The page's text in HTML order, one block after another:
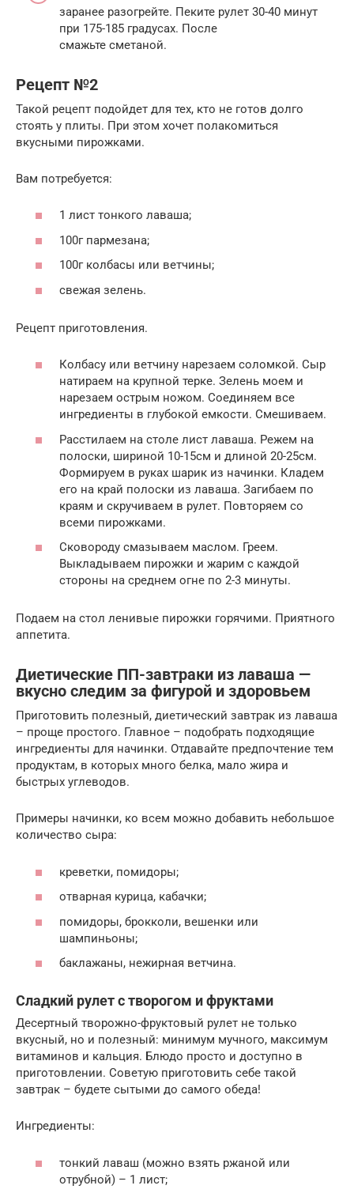
заранее разогрейте. Пеките рулет 30-40 минут
при 175-185 градусах. После
смажьте сметаной.
Рецепт №2
Такой рецепт подойдет для тех, кто не готов долго
стоять у плиты. При этом хочет полакомиться
вкусными пирожками.
Вам потребуется:
1 лист тонкого лаваша;
100г пармезана;
100г колбасы или ветчины;
свежая зелень.
Рецепт приготовления.
Колбасу или ветчину нарезаем соломкой. Сыр
натираем на крупной терке. Зелень моем и
нарезаем острым ножом. Соединяем все
ингредиенты в глубокой емкости. Смешиваем.
Расстилаем на столе лист лаваша. Режем на
полоски, шириной 10-15см и длиной 20-25см.
Формируем в руках шарик из начинки. Кладем
его на край полоски из лаваша. Загибаем по
краям и скручиваем в рулет. Повторяем со
всеми пирожками.
Сковороду смазываем маслом. Греем.
Выкладываем пирожки и жарим с каждой
стороны на среднем огне по 2-3 минуты.
Подаем на стол ленивые пирожки горячими. Приятного
аппетита.
Диетические ПП-завтраки из лаваша —
вкусно следим за фигурой и здоровьем
Приготовить полезный, диетический завтрак из лаваша
– проще простого. Главное – подобрать подходящие
ингредиенты для начинки. Отдавайте предпочтение тем
продуктам, в которых много белка, мало жира и
быстрых углеводов.
Примеры начинки, ко всем можно добавить небольшое
количество сыра:
креветки, помидоры;
отварная курица, кабачки;
помидоры, брокколи, вешенки или
шампиньоны;
баклажаны, нежирная ветчина.
Сладкий рулет с творогом и фруктами
Десертный творожно-фруктовый рулет не только
вкусный, но и полезный: минимум мучного, максимум
витаминов и кальция. Блюдо просто и доступно в
приготовлении. Советую приготовить себе такой
завтрак – будете сытыми до самого обеда!
Ингредиенты:
тонкий лаваш (можно взять ржаной или
отрубной) – 1 лист;